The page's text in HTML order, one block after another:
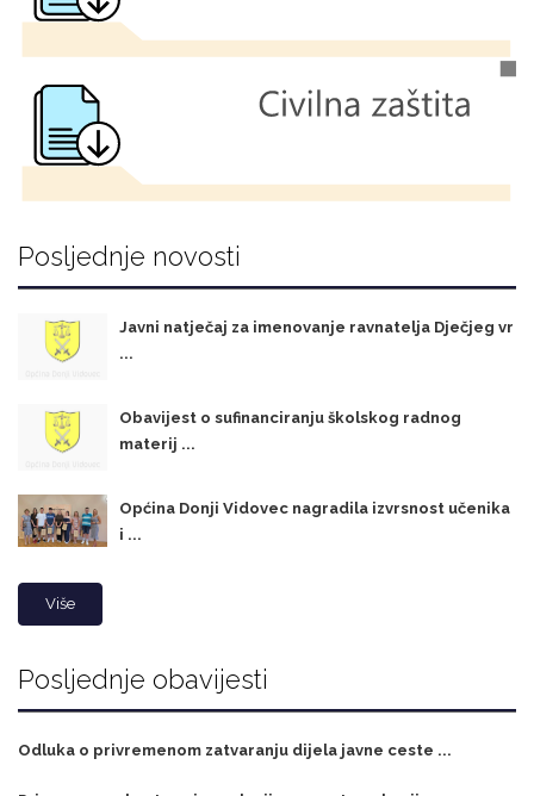
Posljednje novosti
Javni natječaj za imenovanje ravnatelja Dječjeg vr
...
Obavijest o sufinanciranju školskog radnog
materij ...
Općina Donji Vidovec nagradila izvrsnost učenika
i ...
Više
Posljednje obavijesti
Odluka o privremenom zatvaranju dijela javne ceste ...